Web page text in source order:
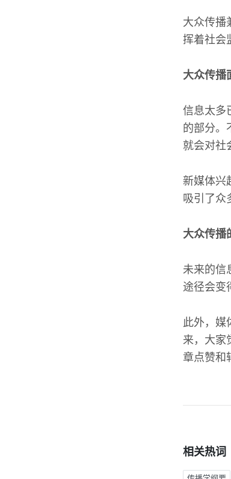
大众传播
挥着社会
大众传播
信息太多
的部分。
就会对社
新媒体兴
吸引了众
大众传播
未来的信
途径会变
此外，媒
来，大家
章点赞和
相关热词